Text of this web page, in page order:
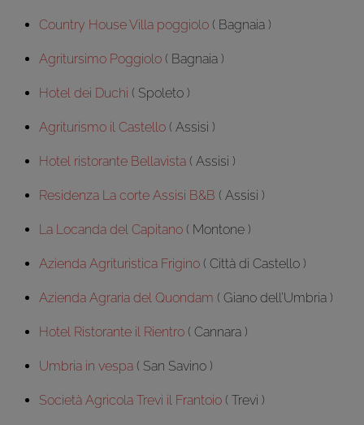
Country House Villa poggiolo ( Bagnaia )
Agritursimo Poggiolo ( Bagnaia )
Hotel dei Duchi ( Spoleto )
Agriturismo il Castello ( Assisi )
Hotel ristorante Bellavista ( Assisi )
Residenza La corte Assisi B&B ( Assisi )
La Locanda del Capitano ( Montone )
Azienda Agrituristica Frigino ( Città di Castello )
Azienda Agraria del Quondam ( Giano dell’Umbria )
Hotel Ristorante il Rientro ( Cannara )
Umbria in vespa ( San Savino )
Società Agricola Trevi il Frantoio ( Trevi )